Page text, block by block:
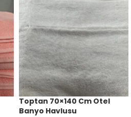
Toptan 70×140 Cm Otel
Banyo Havlusu